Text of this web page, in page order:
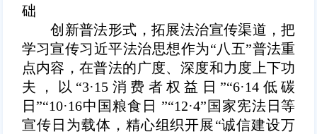
础
创新普法形式，拓展法治宣传渠道，把
学习宣传习近平法治思想作为“八五”普法重
点内容，在普法的广度、深度和力度上下功
夫，以“3·15消费者权益日”“6·14低碳
日”“10·16中国粮食日 ”“12·4”国家宪法日等
宣传日为载体，精心组织开展“诚信建设万